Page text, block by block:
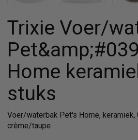
Trixie Voer/
Home
stuks
Voer/waterbak Pet's Home, keramiek,
crème/taupe